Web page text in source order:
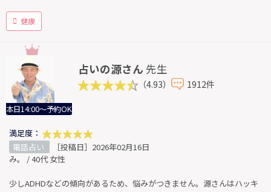
健康
本日14:00～予約OK
占いの源さん 先生
（4.93） 1912件
満足度：
電話占い
［投稿日］2026年02月16日
み。 / 40代 女性
少しADHDなどの傾向があるため、悩みがつきません。源さんはハッキ